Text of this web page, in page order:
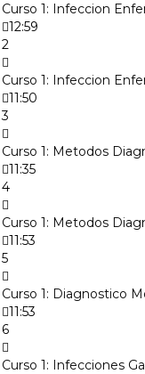
Curso 1: Infeccion
12:59
2
Curso 1: Infeccion
11:50
3
Curso 1: Metodos
11:35
4
Curso 1: Metodos
11:53
5
Curso 1: Diagnostico
11:53
6
Curso 1: Infecciones